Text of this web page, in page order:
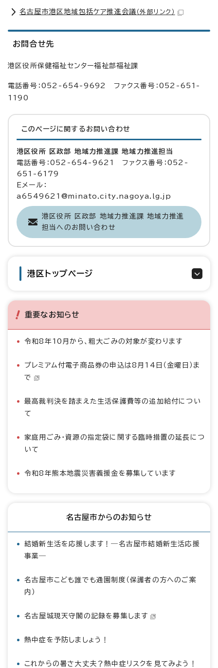
名古屋市港区地域包括ケア推進会議 （外部リンク）
お問合せ先
港区役所保健福祉センター福祉部福祉課
電話番号：052-654-9692 ファクス番号：052-651-
1190
このページに関する お問い合わせ
港区役所 区政部 地域力推進課 地域力推進担当
電話番号：052-654-9621 ファクス番号：052-
651-6179
Eメール：
a6549621@minato.city.nagoya.lg.jp
港区役所 区政部 地域力推進課 地域力推進
担当へのお問い合わせ
港区トップページ
重要なお知らせ
令和8年10月から、粗大ごみの対象が変わります
プレミアム付電子商品券の申込は8月14日（金曜日）ま
で
最高裁判決を踏まえた生活保護費等の追加給付につい
て
家庭用ごみ・資源の指定袋に関する臨時措置の延長につ
いて
令和8年熊本地震災害義援金を募集しています
名古屋市からのお知らせ
結婚新生活を応援します！―名古屋市結婚新生活応援
事業―
名古屋市こども誰でも通園制度（保護者の方へのご案
内）
名古屋城現天守閣の記録を募集します
熱中症を予防しましょう！
これからの暑さ大丈夫？熱中症リスクを見てみよう！